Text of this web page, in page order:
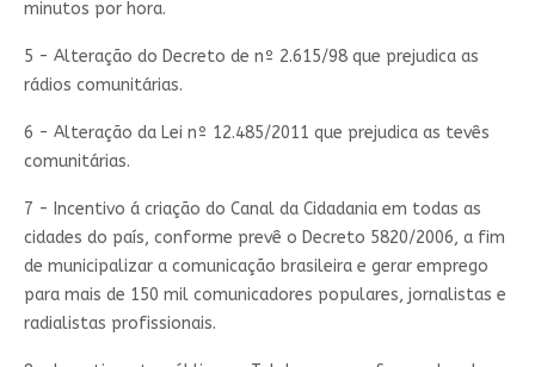
minutos por hora.
5 - Alteração do Decreto de nº 2.615/98 que prejudica as
rádios comunitárias.
6 - Alteração da Lei nº 12.485/2011 que prejudica as tevês
comunitárias.
7 - Incentivo á criação do Canal da Cidadania em todas as
cidades do país, conforme prevê o Decreto 5820/2006, a fim
de municipalizar a comunicação brasileira e gerar emprego
para mais de 150 mil comunicadores populares, jornalistas e
radialistas profissionais.